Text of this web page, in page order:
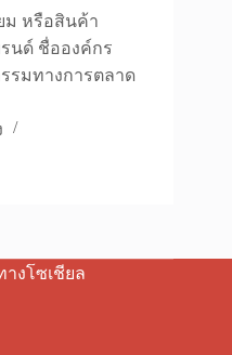
ม หรือสินค้า
นด์ ชื่อองค์กร
รมทางการตลาด
งโซเชียล